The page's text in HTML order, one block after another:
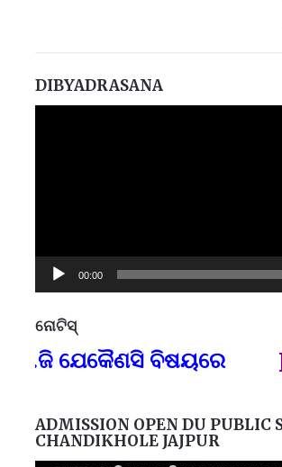
DIBYADRASANA
00:00
ନୋଟିସ୍
ବିଷୟରେ FOR
ADMISSION OPEN DU PUBLIC
CHANDIKHOLE JAJPUR